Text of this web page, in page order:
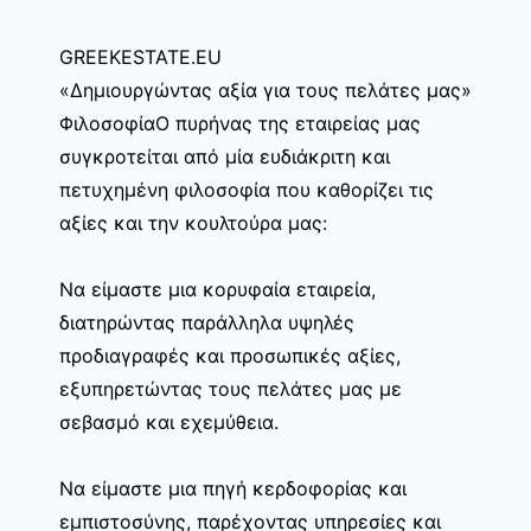
GREEKESTATE.EU
«Δημιουργώντας αξία για τους πελάτες μας»
ΦιλοσοφίαΟ πυρήνας της εταιρείας μας
συγκροτείται από μία ευδιάκριτη και
πετυχημένη φιλοσοφία που καθορίζει τις
αξίες και την κουλτούρα μας:
Να είμαστε μια κορυφαία εταιρεία,
διατηρώντας παράλληλα υψηλές
προδιαγραφές και προσωπικές αξίες,
εξυπηρετώντας τους πελάτες μας με
σεβασμό και εχεμύθεια.
Να είμαστε μια πηγή κερδοφορίας και
εμπιστοσύνης, παρέχοντας υπηρεσίες και